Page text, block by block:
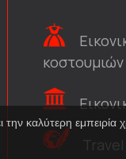
την καλύτερη
κοστουμιών